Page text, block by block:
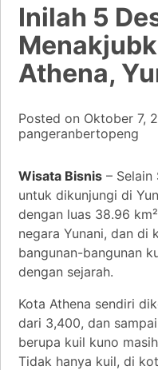
Inilah 5
Athena,
Posted on Oktober 7,
pangeranbertopeng
Wisata Bisnis –
untuk dikunjungi di
dengan luas 38.96
negara Yunani, dan di
bangunan-bangunan
dengan sejarah.
Kota Athena sendiri
dari 3,400, dan
berupa kuil kuno
Tidak hanya kuil, di